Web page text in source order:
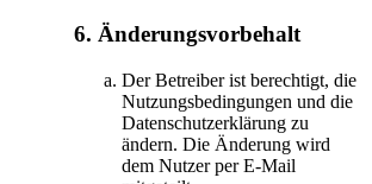
6. Änderungsvorbehalt
Der Betreiber ist berechtigt, die
Nutzungsbedingungen und die
Datenschutzerklärung zu
ändern. Die Änderung wird
dem Nutzer per E-Mail